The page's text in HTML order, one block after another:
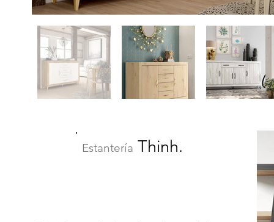
Estantería Thinh.